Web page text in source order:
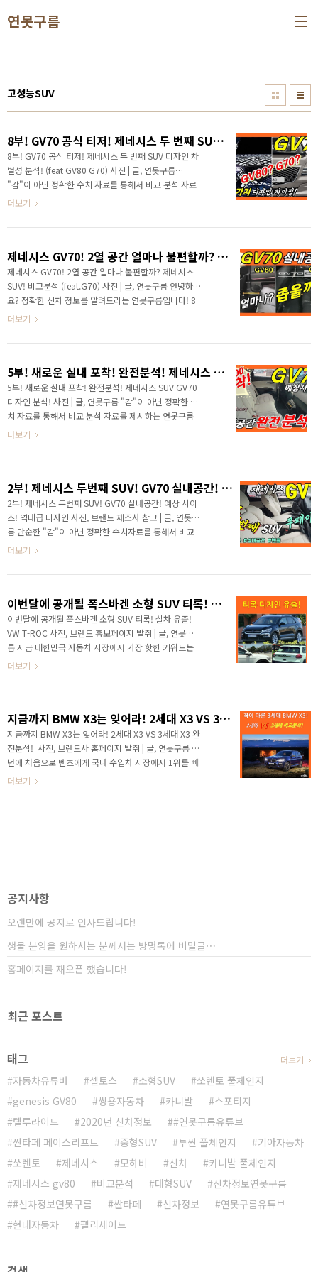
연못구름
고성능SUV
8부! GV70 공식 티저! 제네시스 두 번째 SUV 디자인 차별성 분석! (feat GV80 G70)
8부! GV70 공식 티저! 제네시스 두 번째 SUV 디자인 차
별성 분석! (feat GV80 G70) 사진 | 글, 연못구름
"감"이 아닌 정확한 수치 자료를 통해서 비교 분석 자료
를 제시하는 연못구름입니다! " 드디어 GV70의 공식 티
저라고요? " 도로에서 이 차량은 만난다면 바로 여기
은 없습니다^^ QR 코드를 찍고 SNS올리면 열쇠고리라
도 지급하는 이벤트를 진행했더라면 확실한 홍보가 될
텐데.... 조금 아쉬운 부분이죠! # 영상으로 보시면 보다
세부적인 정보를 얻을 수 있습니다. 안녕하세요? 정확한
차가 제네시스 GV70의 공식 티저..
더보기
제네시스 GV70! 2열 공간 얼마나 불편할까? 제네시스 SUV! 비교분석 (feat.G70)
제네시스 GV70! 2열 공간 얼마나 불편할까? 제네시스
SUV! 비교분석 (feat.G70) 사진 | 글, 연못구름 안녕하세
요? 정확한 신차 정보를 알려드리는 연못구름입니다! 8
월에 들어섰네요! 올해 정말 다양한 신차가 쏟아졌고, 사
가 넘는 미니밴인 신형 카니발은 첫날 사전 계약만 2만
렵다고 하는데, 체감 경기도 정말 어려운데, 글로벌에서
유일하게 대한민국 자동차 시장을 활화산인 것 같네요!
프리미엄 브랜드에서 두 번째 SUV를 선보이는데, GV70
입니다. 이 차량은 GV80의 동생이고, 제네시스 브랜드에
보다 세부적인 정보를 얻을 수..
더보기
5부! 새로운 실내 포착! 완전분석! 제네시스 SUV GV70 디자인 분석!
5부! 새로운 실내 포착! 완전분석! 제네시스 SUV GV70
디자인 분석! 사진 | 글, 연못구름 "감"이 아닌 정확한 수
치 자료를 통해서 비교 분석 자료를 제시하는 연못구름
입니다! # 영상으로 보시면 보다 세부적인 소식을 파악
드리는 연못구름입니다. 프리미엄 브랜드인 제네시스의
습니다. 출시가 예상되는 시점은 10월 경으로 현재가 7
월인데, 앞으로 3개월도 남지 않았습니다. GV70의 첫
번째 영상을 작년 9월에 알려드렸는데, 어느덧 1년이 되
어가고, 곧 출시가 될 것 같습니다. # 영상으로 보시면
100여 일 남았다고 생각하면 될 것 같은..
더보기
2부! 제네시스 두번째 SUV! GV70 실내공간! 예상 사이즈! 역대급 디자인! Genesis GV70 VS GV80 VS GLE VS BMW X3 VS AUDI Q5
2부! 제네시스 두번째 SUV! GV70 실내공간! 예상 사이
즈! 역대급 디자인 사진, 브랜드 제조사 참고 | 글, 연못구
름 단순한 "감"이 아닌 정확한 수치자료를 통해서 비교
분석 자료를 제시하는 연못구름입니다! 안녕하세요? 연
알려드립니다. 올해 새로운 신차가 정말 많이 출시가 되
멋진 차량을 출시했습니다! ▲ SOURCE : 현대자동차 제
네시스 브랜드도 만만치 않았는데 GV80과 G80을 출시
하면서 소위 없어서 못 구입하는 차량이 되었는데, 올해
하반기에 제네시스 막내 SUV GV70까지 출시가 될 예정
데, 프리미엄 브랜드에서 올해만 4..
더보기
이번달에 공개될 폭스바겐 소형 SUV 티록! 실차 유출! VW T-ROC
이번달에 공개될 폭스바겐 소형 SUV 티록! 실차 유출!
VW T-ROC 사진, 브랜드 홍보페이지 발취 | 글, 연못구
름 지금 대한민국 자동차 시장에서 가장 핫한 키워드는
전기차와 소형 SUV 라고 할 수 있습니다. SUV 춘추전국
출시되기 때문입니다. 그동안 국내에서 디젤 게이트 이
슈로 행보가 잠잠하던 폭스바겐이 최근 재판매를 시작
한다는 소식과 함께 발빠른 움직임을 보이고 있는데 최
근 국내에서도 큰 인기를 얻었던 티구안이 2세대 티구안
으로 선보였으며, 티구안 보다 작은 사이즈의 크로스오
버 소형 SUV인 티록(T-ROC) 이 드디어 8월 23..
더보기
지금까지 BMW X3는 잊어라! 2세대 X3 VS 3세대 X3 완전분석!
지금까지 BMW X3는 잊어라! 2세대 X3 VS 3세대 X3 완
전분석! ​ 사진, 브랜드사 홈페이지 발취 | 글, 연못구름 작
년에 처음으로 벤츠에게 국내 수입차 시장에서 1위를 빼
앗겼던 BMW가 작정이라도 한 것처럼 파격 수준의 3세
를 대표하는 벤츠의 GLC43이나 아우디 SQ5 그리고 이
더보기
공지사항
오랜만에 공지로 인사드립니다!
생물 분양을 원하시는 분께서는 방명록에 비밀글⋯
홈페이지를 재오픈 했습니다!
최근 포스트
태그
자동차유튜버 셀토스 소형SUV
쏘렌토 풀체인지
genesis GV80
쌍용자동차 카니발
스포티지
텔루라이드
2020년 신차정보
#연못구름유튜브
싼타페 페이스리프트
중형SUV 투싼 풀체인지
기아자동차
쏘렌토
제네시스 모하비 신차
카니발 풀체인지
제네시스 gv80
비교분석 대형SUV
신차정보연못구름
#신차정보연못구름
싼타페 신차정보
연못구름유튜브
현대자동차
팰리세이드
더보기